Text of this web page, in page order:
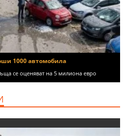
1000 автомобила
се оценяват на 5 милиона евро